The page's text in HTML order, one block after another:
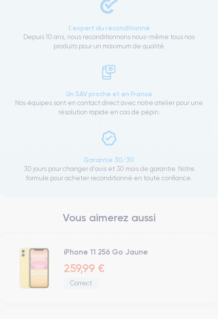
L'expert du reconditionné
Depuis 10 ans, nous reconditionnons nous-même tous nos
produits pour un maximum de qualité.
Un SAV proche et en France
Nos équipes sont en contact direct avec notre atelier pour une
résolution rapide en cas de pépin.
Garantie 30/30
30 jours pour changer d'avis et 30 mois de garantie. Notre
formule pour acheter reconditionné en toute confiance.
Vous aimerez aussi
iPhone 11 256 Go Jaune
259,99 €
Correct